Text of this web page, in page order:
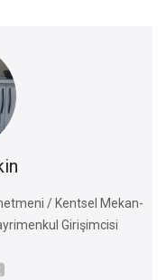
/ Kentsel Mekan-
Girişimcisi